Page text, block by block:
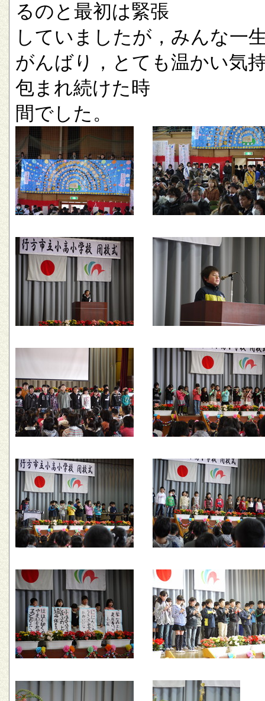
るのと最初は緊張
していましたが，みんな一
がんばり，とても温かい気
包まれ続けた時
間でした。